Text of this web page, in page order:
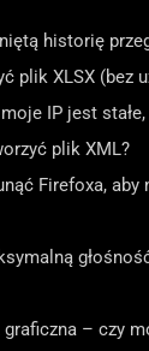
historię
plik XLSX (bez
IP jest
plik XML?
Firefoxa, aby
graficzna – czy